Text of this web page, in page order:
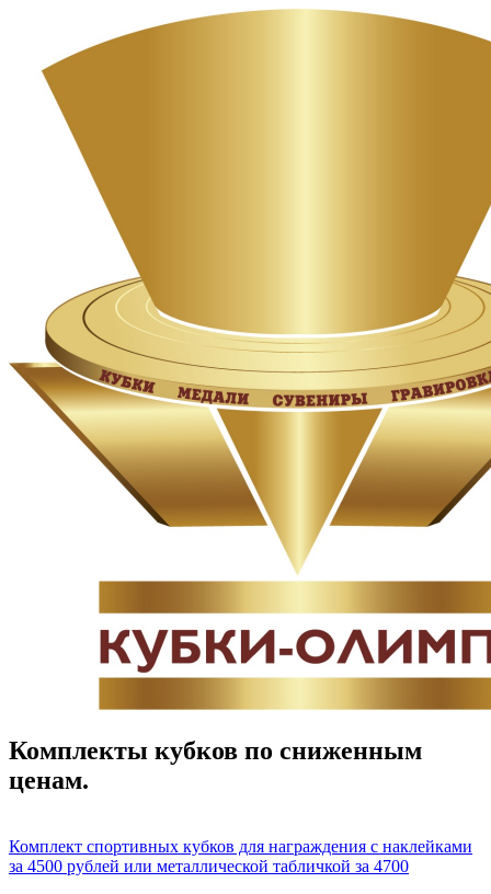
Комплекты кубков по сниженным
ценам.
Комплект спортивных кубков для награждения с наклейками
за 4500 рублей или металлической табличкой за 4700